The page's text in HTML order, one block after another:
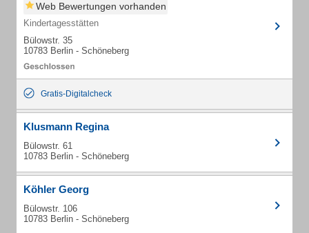
Web Bewertungen vorhanden
Kindertagesstätten
Bülowstr. 35
10783 Berlin - Schöneberg
Gratis-Digitalcheck
Klusmann Regina
Bülowstr. 61
10783 Berlin - Schöneberg
Köhler Georg
Bülowstr. 106
10783 Berlin - Schöneberg